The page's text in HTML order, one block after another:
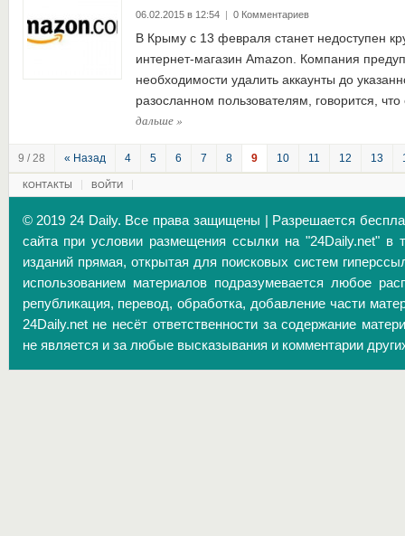
06.02.2015 в 12:54 | 0 Комментариев
В Крыму с 13 февраля станет недоступен
интернет-магазин Amazon. Компания
необходимости удалить аккаунты до
разосланном пользователям, говорится,
дальше»
9 / 28 « Назад 4 5 6 7 8 9 10 11 12 13
КОНТАКТЫ ВОЙТИ
© 2019 24 Daily. Все права защищены | Разрешается
сайта при условии размещения ссылки на "24Daily.net" в
изданий прямая, открытая для поисковых систем
использованием материалов подразумевается любое
републикация, перевод, обработка, добавление части
24Daily.net не несёт ответственности за содержание
не является и за любые высказывания и комментарии